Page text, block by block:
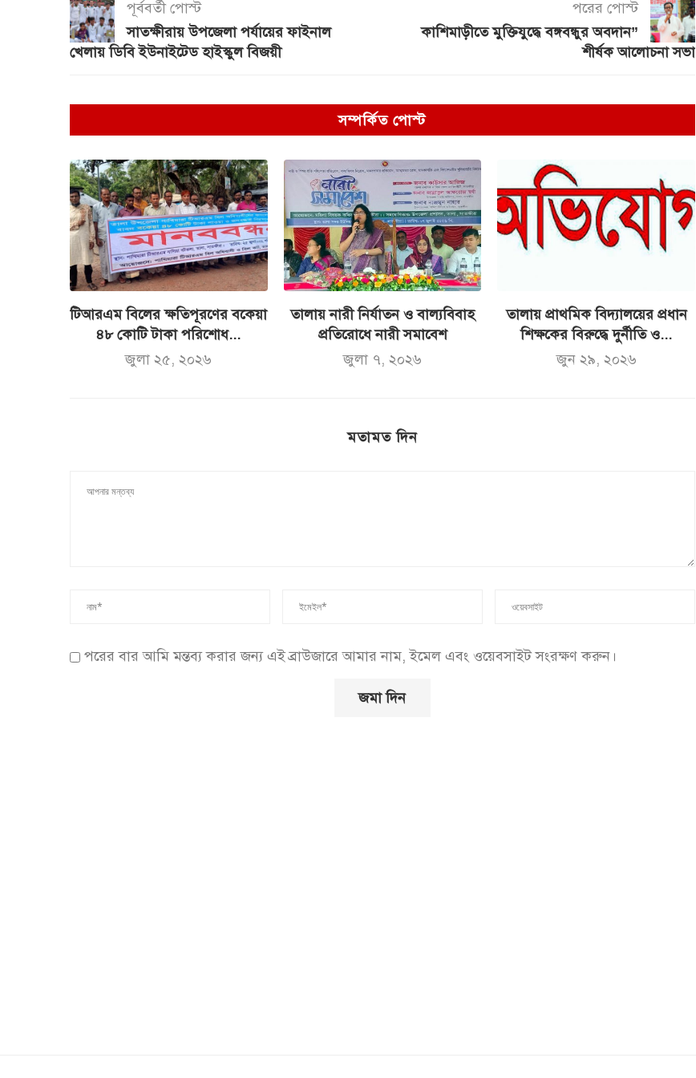
পূর্ববর্তী পোস্ট
সাতক্ষীরায় উপজেলা পর্যায়ের ফাইনাল
খেলায় ডিবি ইউনাইটেড হাইস্কুল বিজয়ী
পরের পোস্ট
কাশিমাড়ীতে মুক্তিযুদ্ধে বঙ্গবন্ধুর অবদান”
শীর্ষক আলোচনা সভা
সম্পর্কিত পোস্ট
টিআরএম বিলের ক্ষতিপূরণের বকেয়া
৪৮ কোটি টাকা পরিশোধ...
জুলা ২৫, ২০২৬
তালায় নারী নির্যাতন ও বাল্যবিবাহ
প্রতিরোধে নারী সমাবেশ
জুলা ৭, ২০২৬
তালায় প্রাথমিক বিদ্যালয়ের প্রধান
শিক্ষকের বিরুদ্ধে দুর্নীতি ও...
জুন ২৯, ২০২৬
মতামত দিন
পরের বার আমি মন্তব্য করার জন্য এই ব্রাউজারে আমার নাম, ইমেল এবং ওয়েবসাইট সংরক্ষণ করুন।